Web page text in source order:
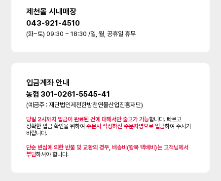
제천몰 시내매장
043-921-4510
(화~토) 09:30 ~ 18:30 /일, 월, 공휴일 휴무
입금계좌 안내
농협 301-0261-5545-41
(예금주 : 재단법인제천한방천연물산업진흥재단)
당일 2시까지 입금이 완료된 건에 대해서만 출고가 가능합니다. 빠르고
정확한 입금 확인을 위하여주문시 작성하신 주문자명으로 입금하여 주시기
바랍니다.
단순 변심에 의한 반품 및 교환의 경우, 배송비(왕복 택배비)는 고객님께서
부담하셔야 합니다.